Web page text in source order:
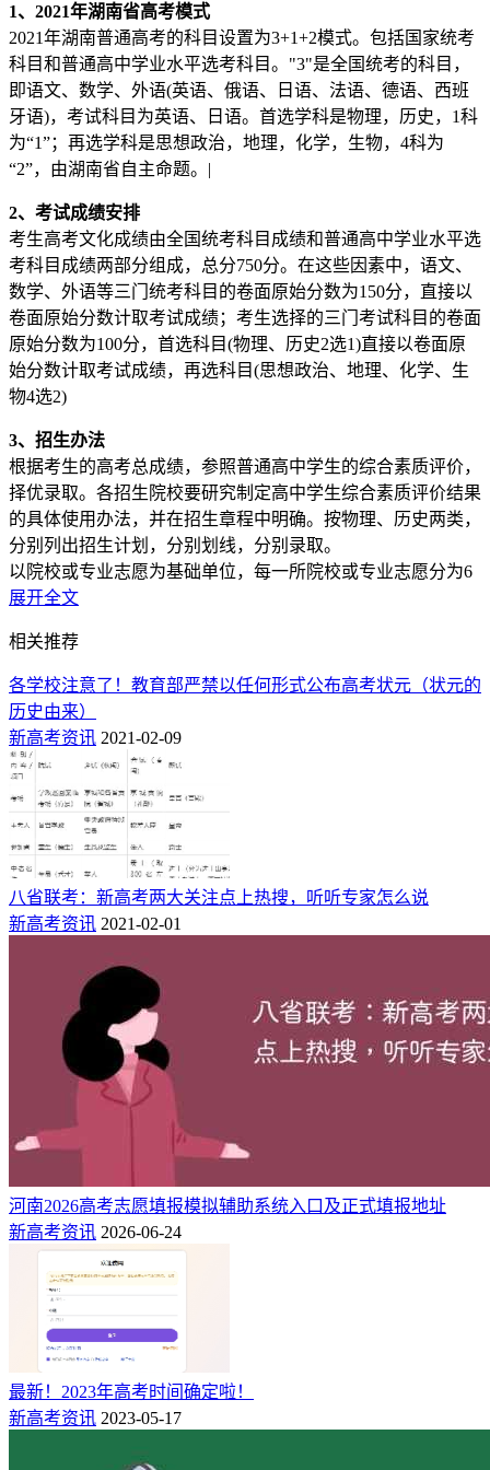
1、2021年湖南省高考模式
2021年湖南普通高考的科目设置为3+1+2模式。包括国家统考
科目和普通高中学业水平选考科目。"3"是全国统考的科目，
即语文、数学、外语(英语、俄语、日语、法语、德语、西班
牙语)，考试科目为英语、日语。首选学科是物理，历史，1科
为“1”；再选学科是思想政治，地理，化学，生物，4科为
“2”，由湖南省自主命题。|
2、考试成绩安排
考生高考文化成绩由全国统考科目成绩和普通高中学业水平选
考科目成绩两部分组成，总分750分。在这些因素中，语文、
数学、外语等三门统考科目的卷面原始分数为150分，直接以
卷面原始分数计取考试成绩；考生选择的三门考试科目的卷面
原始分数为100分，首选科目(物理、历史2选1)直接以卷面原
始分数计取考试成绩，再选科目(思想政治、地理、化学、生
物4选2)
3、招生办法
根据考生的高考总成绩，参照普通高中学生的综合素质评价，
择优录取。各招生院校要研究制定高中学生综合素质评价结果
的具体使用办法，并在招生章程中明确。按物理、历史两类，
分别列出招生计划，分别划线，分别录取。
以院校或专业志愿为基础单位，每一所院校或专业志愿分为6
个专业志愿和1个“专业服从”志愿。
的高考总成绩由高到低，按1:1的比例录取。
总分相同的考生，按下列规则进行排序。对普通类专业类别，
按考生语文、数学两科成绩之和，语文或数学单科最高成绩，
外语单科成绩，首选科目单科成绩，再选科目单科最高成绩，
再选科目单科低分排序投档；若仍相同，比较考生的志愿顺
序，先排第一位，后排第二位，志愿顺序相同则全部投档。对
艺术、体育类专业类别的平行志愿录取，按考生文化成绩、语
文、数学两科之和、语文或数学单科最高成绩、外语单科成
绩、首选科目单科成绩、复选科目单科最高成绩的排序；如仍
相同，比较考生志愿的最高成绩，先在第一志愿中进行排序，
后在第二志愿中进行排序，然后在第二志愿中进行排序，最后
4、2021年湖南省高考时间安排：
上午
下午
语文（9:00-11:30）
物理/历史（9:00-10:15）
6月9日
化学（8:30-9:45）
注：全国统考科目时间安排以教育部公布的为准 。
展开全文
相关推荐
各学校注意了！教育部严禁以任何形式公布高考状元（状元的
历史由来）
新高考资讯 2021-02-09
八省联考：新高考两大关注点上热搜，听听专家怎么说
新高考资讯 2021-02-01
河南2026高考志愿填报模拟辅助系统入口及正式填报地址
新高考资讯 2026-06-24
最新！2023年高考时间确定啦！
新高考资讯 2023-05-17